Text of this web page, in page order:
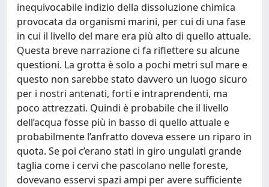
inequivocabile indizio della dissoluzione chimica
provocata da organismi marini, per cui di una fase
in cui il livello del mare era più alto di quello attuale.
Questa breve narrazione ci fa riflettere su alcune
questioni. La grotta è solo a pochi metri sul mare e
questo non sarebbe stato davvero un luogo sicuro
per i nostri antenati, forti e intraprendenti, ma
poco attrezzati. Quindi è probabile che il livello
dell’acqua fosse più in basso di quello attuale e
probabilmente l’anfratto doveva essere un riparo in
quota. Se poi c’erano stati in giro ungulati grande
taglia come i cervi che pascolano nelle foreste,
dovevano esservi spazi ampi per avere sufficiente